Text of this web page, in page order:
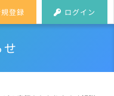
登録 ログイン